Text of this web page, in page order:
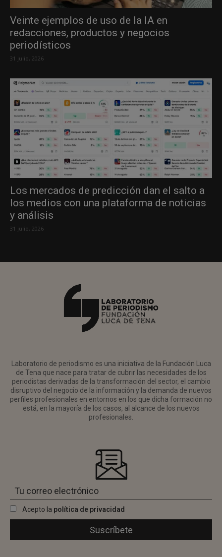
Veinte ejemplos de uso de la IA en
redacciones, productos y negocios
periodísticos
31 julio, 2026
Los mercados de predicción dan el salto a
los medios con una plataforma de noticias
y análisis
31 julio, 2026
Laboratorio de periodismo es una iniciativa de la Fundación Luca
de Tena que nace para tratar de cubrir las necesidades de los
periodistas derivadas de la transformación del sector, el cambio
disruptivo del negocio de la información y la demanda de nuevos
perfiles profesionales en entornos en los que dicha formación no
está, en la mayoría de los casos, al alcance de los nuevos
profesionales.
Acepto la política de privacidad